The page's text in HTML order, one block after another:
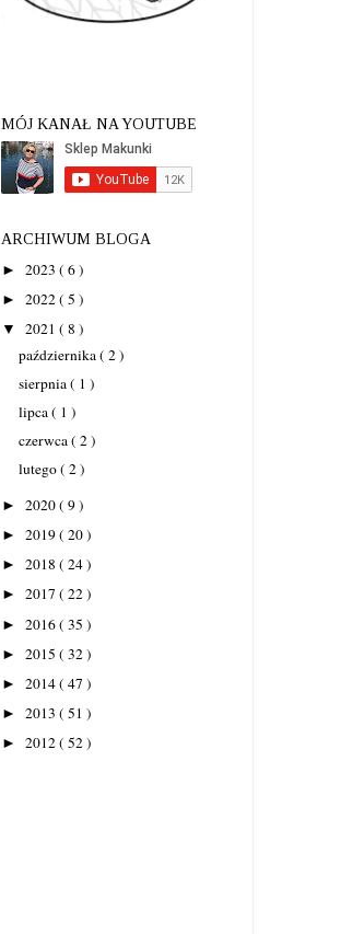
MÓJ KANAŁ NA YOUTUBE
ARCHIWUM BLOGA
► 2023 ( 6 )
► 2022( 5 )
▼ 2021 ( 8 )
października( 2 )
sierpnia( 1 )
lipca( 1 )
czerwca( 2 )
lutego( 2 )
► 2020( 9 )
► 2019( 20 )
► 2018 ( 24 )
► 2017 ( 22 )
► 2016( 35 )
► 2015 ( 32 )
► 2014( 47 )
► 2013 ( 51 )
► 2012( 52 )